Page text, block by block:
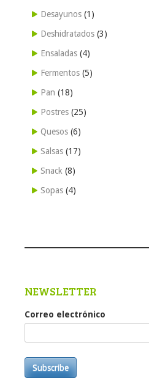
Desayunos (1)
Deshidratados (3)
Ensaladas (4)
Fermentos (5)
Pan (18)
Postres (25)
Quesos (6)
Salsas (17)
Snack (8)
Sopas (4)
NEWSLETTER
Correo electrónico
Subscribe